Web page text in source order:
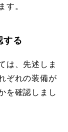
す。
する
は、先述しま
ぞれの装備が
を確認しまし